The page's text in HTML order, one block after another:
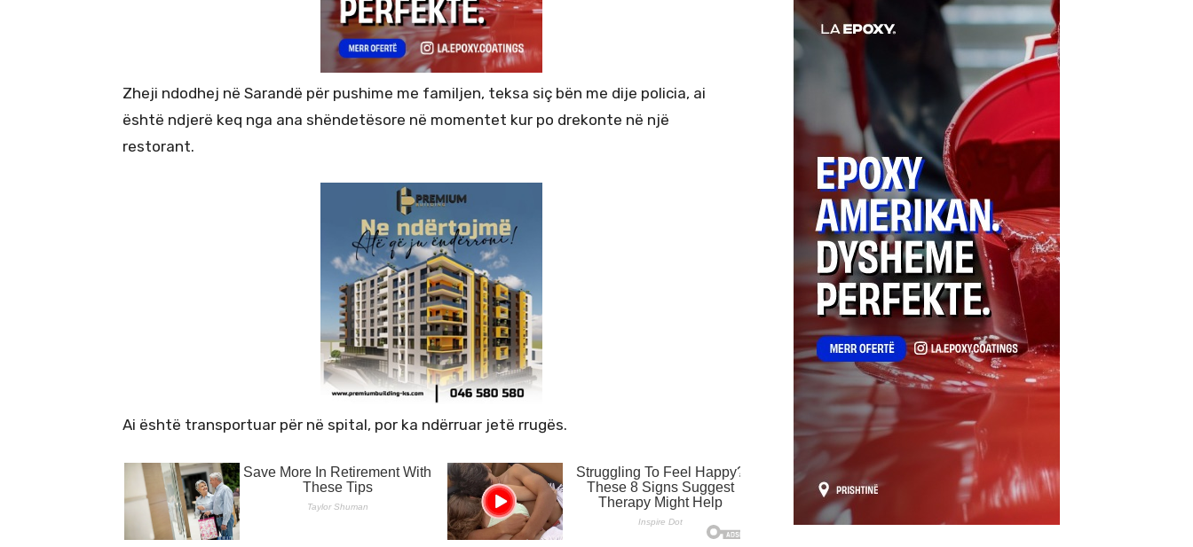
Zheji ndodhej në Sarandë për pushime me familjen, teksa siç bën me dije policia, ai
është ndjerë keq nga ana shëndetësore në momentet kur po drekonte në një
restorant.
Ai është transportuar për në spital, por ka ndërruar jetë rrugës.